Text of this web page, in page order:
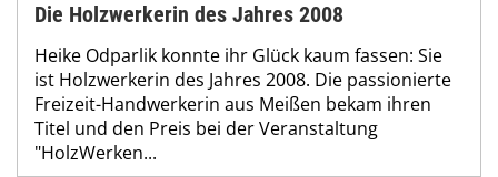
Die Holzwerkerin des Jahres 2008
Heike Odparlik konnte ihr Glück kaum fassen: Sie
ist Holzwerkerin des Jahres 2008. Die passionierte
Freizeit-Handwerkerin aus Meißen bekam ihren
Titel und den Preis bei der Veranstaltung
"HolzWerken...